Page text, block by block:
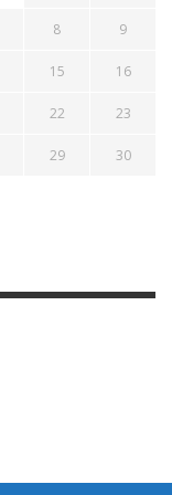
8 9
15 16
22 23
29 30